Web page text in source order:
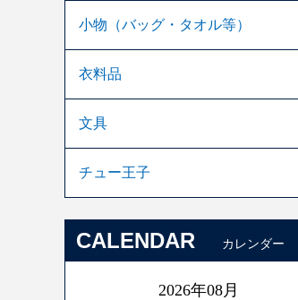
小物（バッグ・タオル等）
衣料品
文具
チュー王子
CALENDAR カレンダー
2026年08月